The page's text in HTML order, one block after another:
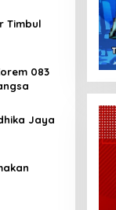
Timbul
083
Jaya